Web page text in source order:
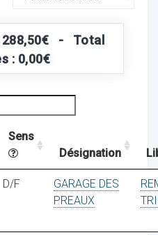
288,50€ - Total
: 0,00€
Sens
Désignation
D/F
GARAGE DES
PREAUX